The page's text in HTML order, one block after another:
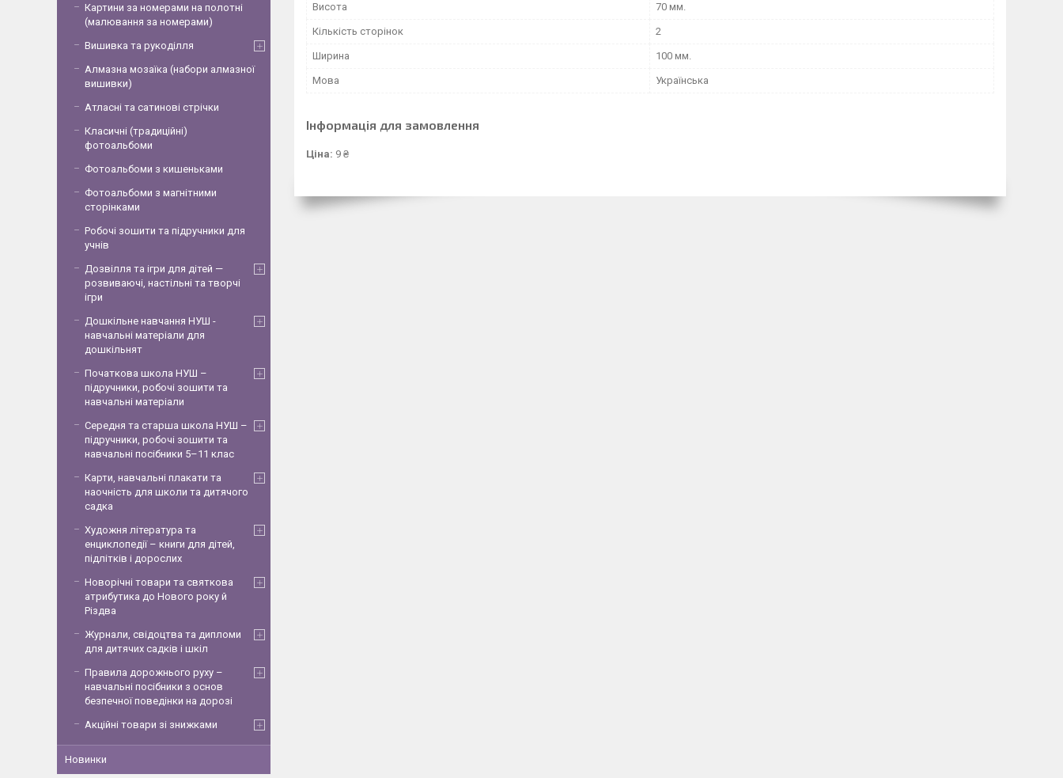
Висота 70 мм.
Кількість сторінок 2
Ширина 100 мм.
Мова Українська
Інформація для замовлення
Ціна: 9 ₴
Картини за номерами на полотні
(малювання за номерами)
Вишивка та рукоділля
Алмазна мозаїка (набори алмазної
вишивки)
Атласні та сатинові стрічки
Класичні (традиційні)
фотоальбоми
Фотоальбоми з кишеньками
Фотоальбоми з магнітними
сторінками
Робочі зошити та підручники для
учнів
Дозвілля та ігри для дітей —
розвиваючі, настільні та творчі
ігри
Дошкільне навчання НУШ -
навчальні матеріали для
дошкільнят
Початкова школа НУШ –
підручники, робочі зошити та
навчальні матеріали
Середня та старша школа НУШ –
підручники, робочі зошити та
навчальні посібники 5–11 клас
Карти, навчальні плакати та
наочність для школи та дитячого
садка
Художня література та
енциклопедії – книги для дітей,
підлітків і дорослих
Новорічні товари та святкова
атрибутика до Нового року й
Різдва
Журнали, свідоцтва та дипломи
для дитячих садків і шкіл
Правила дорожнього руху –
навчальні посібники з основ
безпечної поведінки на дорозі
Акційні товари зі знижками
Новинки